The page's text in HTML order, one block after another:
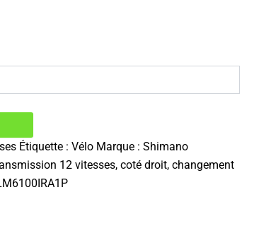
Étiquette : Vélo Marque : Shimano
12 vitesses, coté droit, changement